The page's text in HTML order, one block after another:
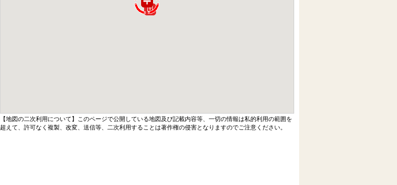
【地図の二次利用について】このページで公開している地図及び記載内容等、一切の情報は私的利用の範囲を
超えて、許可なく複製、改変、送信等、二次利用することは著作権の侵害となりますのでご注意ください。